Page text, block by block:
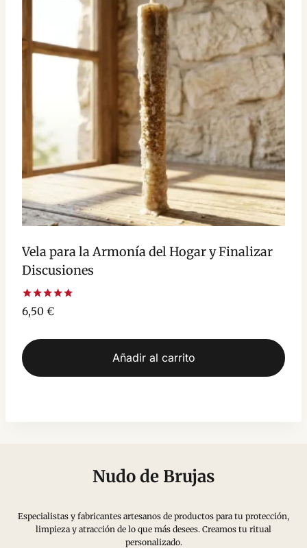
Vela para la Armonía del Hogar y Finalizar
Discusiones
Valorado
con
de 5
6,50 €
Añadir al carrito
Nudo de Brujas
Especialistas y fabricantes artesanos de productos para tu protección,
limpieza y atracción de lo que más desees. Creamos tu ritual
personalizado.